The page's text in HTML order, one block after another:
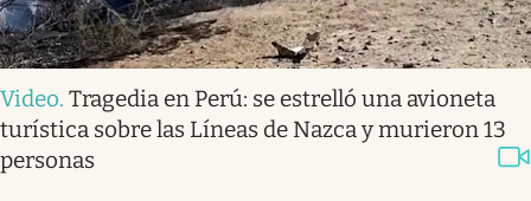
Video. Tragedia en Perú: se estrelló una avioneta
turística sobre las Líneas de Nazca y murieron 13
personas